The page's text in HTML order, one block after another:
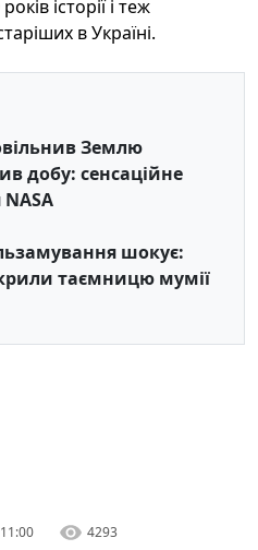
історії і теж
в Україні.
Землю
добу: сенсаційне
шокує:
таємницю мумії
4293